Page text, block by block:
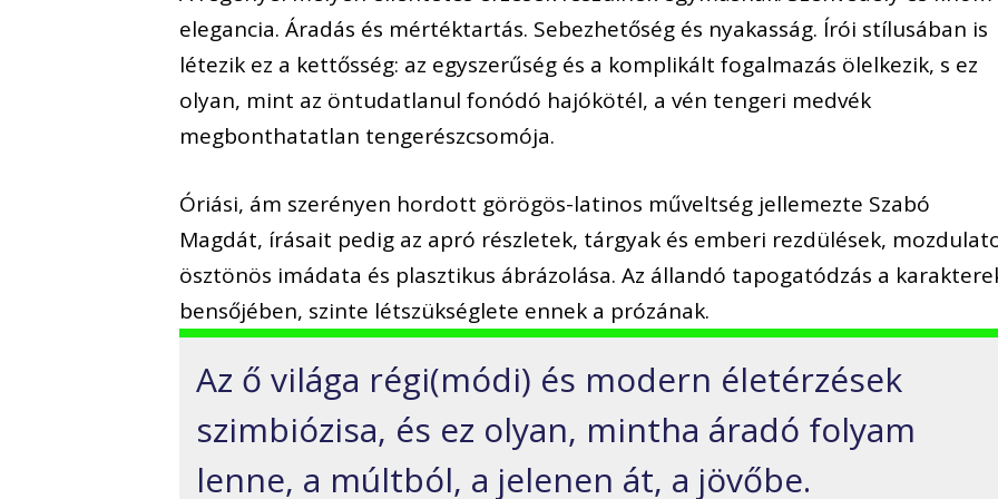
elegancia. Áradás és mértéktartás. Sebezhetőség és nyakasság. Írói stílusában is
létezik ez a kettősség: az egyszerűség és a komplikált fogalmazás ölelkezik, s ez
olyan, mint az öntudatlanul fonódó hajókötél, a vén tengeri medvék
megbonthatatlan tengerészcsomója.
Óriási, ám szerényen hordott görögös-latinos műveltség jellemezte Szabó
Magdát, írásait pedig az apró részletek, tárgyak és emberi rezdülések,
ösztönös imádata és plasztikus ábrázolása. Az állandó tapogatódzás a
bensőjében, szinte létszükséglete ennek a prózának.
Az ő világa régi(módi) és modern életérzések
szimbiózisa, és ez olyan, mintha áradó folyam
lenne, a múltból, a jelenen át, a jövőbe.